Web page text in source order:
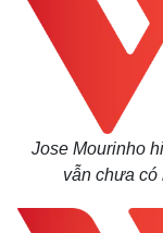
Jose Mourinho
vẫn chưa có